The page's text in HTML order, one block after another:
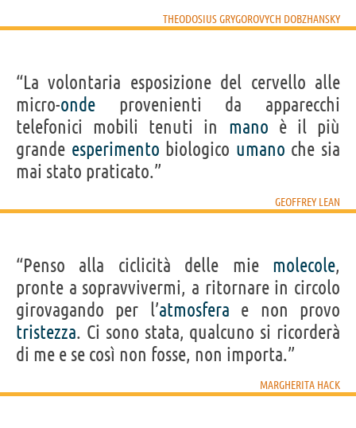
THEODOSIUS GRYGOROVYCH DOBZHANSKY
“La volontaria esposizione del cervello alle
micro-onde provenienti da apparecchi
telefonici mobili tenuti in mano è il più
grande esperimento biologico umano che sia
mai stato praticato.”
GEOFFREY LEAN
“Penso alla ciclicità delle mie molecole,
pronte a sopravvivermi, a ritornare in circolo
girovagando per l’atmosfera e non provo
tristezza. Ci sono stata, qualcuno si ricorderà
di me e se così non fosse, non importa.”
MARGHERITA HACK